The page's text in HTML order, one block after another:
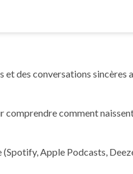
des conversations
comprendre comment
Apple Podcasts,